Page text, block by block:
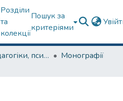
Розділи
та
колекції
Пошук за
критеріями
Кафедра педагогіки, психології, початкової освіти та освітнього менеджменту
Монографії